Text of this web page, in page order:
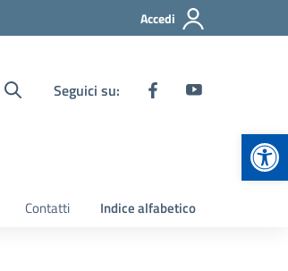
Accedi
Seguici su:
Contatti Indice alfabetico